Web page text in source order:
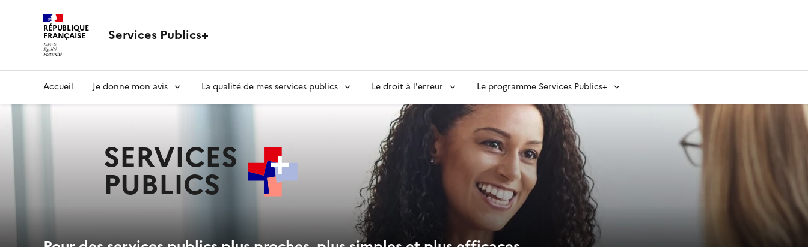
RÉPUBLIQUE
FRANÇAISE Services Publics+
principaleAccueil Je donne mon avis La qualité de mes services publics Le droit à l'erreur Le programme Services Publics+
SERVICES
PUBLICS